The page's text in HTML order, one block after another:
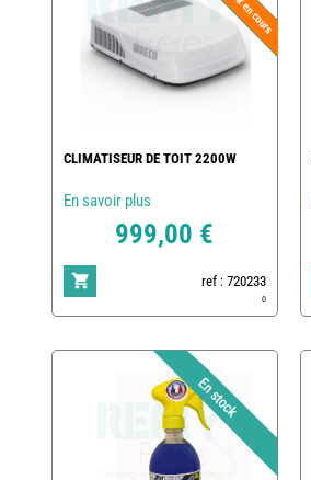
CLIMATISEUR DE TOIT 2200W
En savoir plus
999,00 €
ref : 720233
0